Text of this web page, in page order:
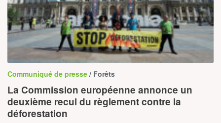
Communiqué de presse / Forêts
La Commission européenne annonce un
deuxième recul du règlement contre la
déforestation